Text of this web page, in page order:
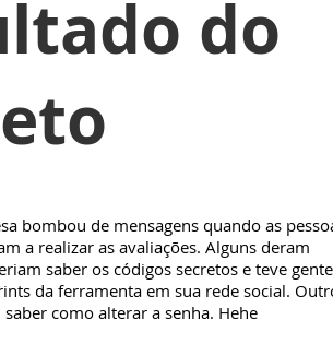
do
bombou de mensagens quando as
a realizar as avaliações. Alguns deram
saber os códigos secretos e teve gente
da ferramenta em sua rede social.
como alterar a senha. Hehe